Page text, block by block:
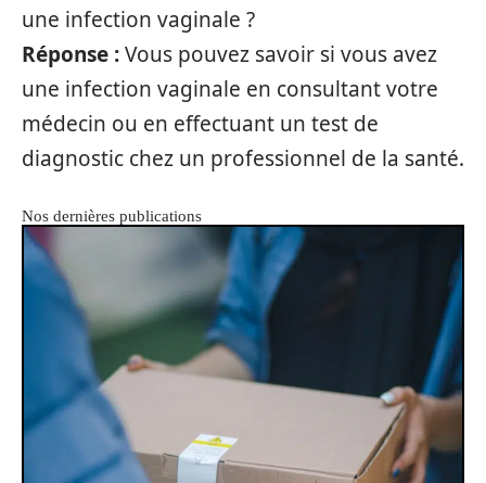
une infection vaginale ?
Réponse :Vous pouvez savoir si vous avez
une infection vaginale en consultant votre
médecin ou en effectuant un test de
diagnostic chez un professionnel de la santé.
Nos dernières publications